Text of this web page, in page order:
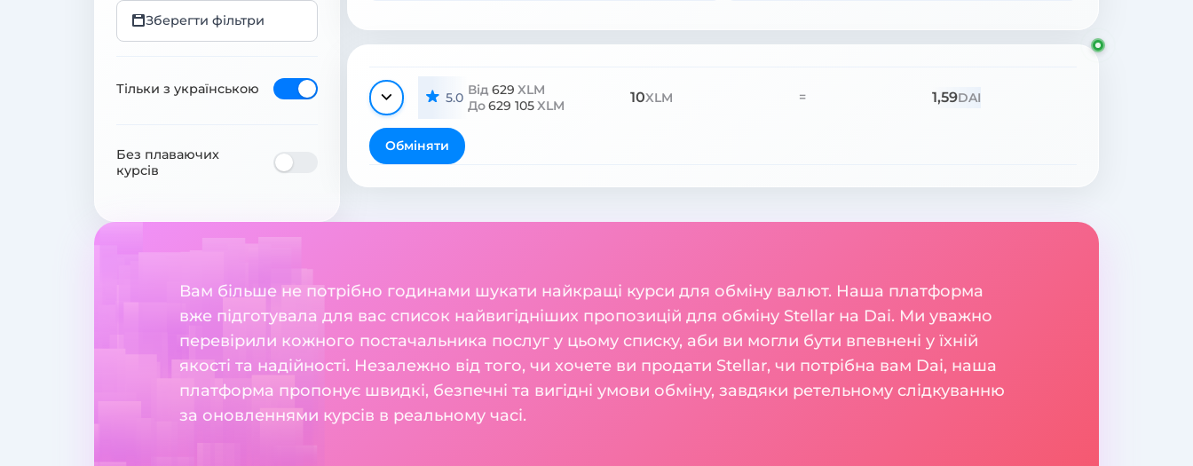
Зберегти фільтри
Тільки з українською
Без плаваючих
курсів
5.0 Від 629 XLM
До629 105XLM 10XLM = 1,59DAI
Обміняти
Вам більше не потрібно годинами шукати найкращі курси для обміну валют. Наша платформа
вже підготувала для вас список найвигідніших пропозицій для обміну Stellar на Dai. Ми уважно
перевірили кожного постачальника послуг у цьому списку, аби ви могли бути впевнені у їхній
якості та надійності. Незалежно від того, чи хочете ви продати Stellar, чи потрібна вам Dai, наша
платформа пропонує швидкі, безпечні та вигідні умови обміну, завдяки ретельному слідкуванню
за оновленнями курсів в реальному часі.